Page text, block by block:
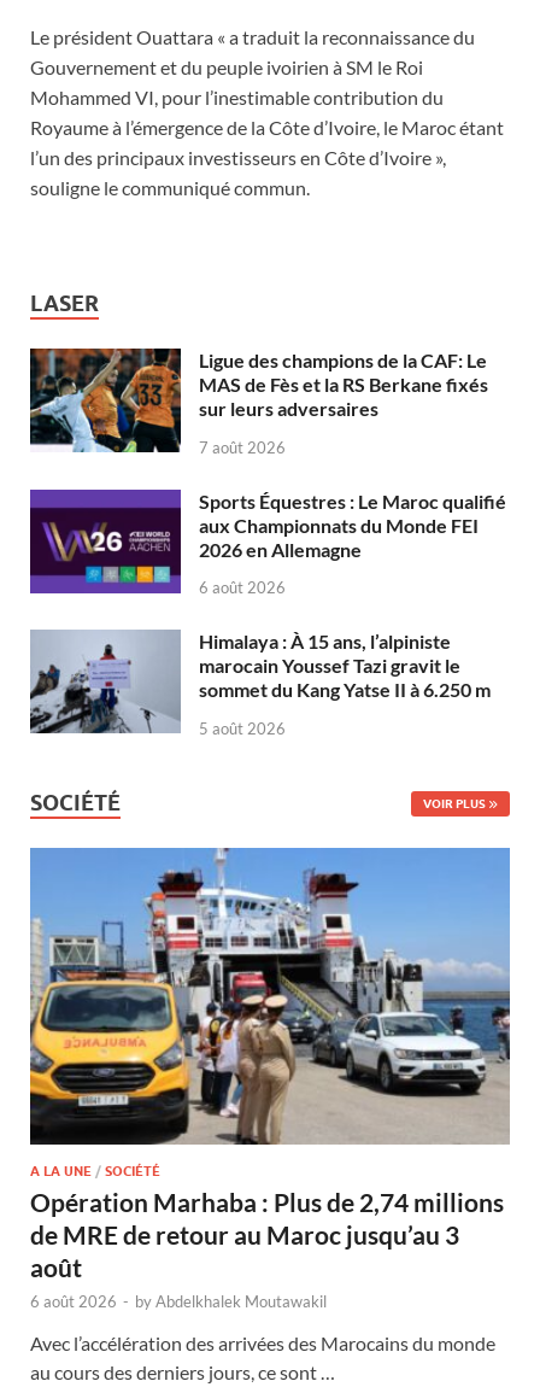
Le président Ouattara « a traduit la reconnaissance du
Gouvernement et du peuple ivoirien à SM le Roi
Mohammed VI, pour l’inestimable contribution du
Royaume à l’émergence de la Côte d’Ivoire, le Maroc étant
l’un des principaux investisseurs en Côte d’Ivoire »,
souligne le communiqué commun.
LASER
Ligue des champions de la CAF: Le
MAS de Fès et la RS Berkane fixés
sur leurs adversaires
7 août 2026
Sports Équestres : Le Maroc qualifié
aux Championnats du Monde FEI
2026 en Allemagne
6 août 2026
Himalaya : À 15 ans, l’alpiniste
marocain Youssef Tazi gravit le
sommet du Kang Yatse II à 6.250 m
5 août 2026
SOCIÉTÉ VOIR PLUS
A LA UNE / SOCIÉTÉ
Opération Marhaba : Plus de 2,74 millions
de MRE de retour au Maroc jusqu’au 3
août
6 août 2026 - byAbdelkhalek Moutawakil
Avec l’accélération des arrivées des Marocains du monde
au cours des derniers jours, ce sont …